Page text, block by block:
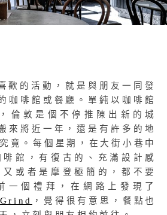
歡的活動，就是與朋友一同發
咖啡館或餐廳。單純以咖啡館
倫敦是個不停推陳出新的城
來將近一年，還是有許多的地
竟。每個星期，在大街小巷中
館，有復古的、充滿設計感
或者是摩登極簡的，都不要
一個禮拜，在網路上發現了
，覺得很有意思，餐點也